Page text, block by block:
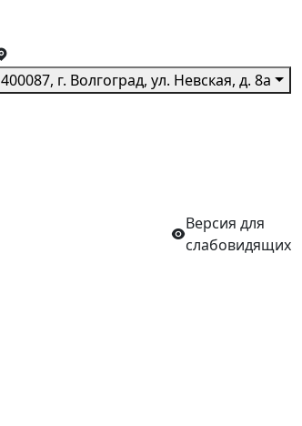
400087, г. Волгоград, ул. Невская, д. 8а
Версия для
слабовидящих